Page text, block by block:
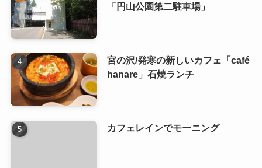
「円山公園第二駐車場」
宮の沢/発寒の新しいカフェ「café
hanare」石焼ランチ
カフェレインでモーニング